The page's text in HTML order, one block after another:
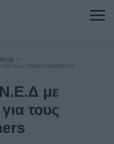
>
τους Online Publishers
με
τους